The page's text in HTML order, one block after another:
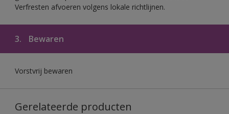
Verfresten afvoeren volgens lokale richtlijnen.
3. Bewaren
Vorstvrij bewaren
Gerelateerde producten